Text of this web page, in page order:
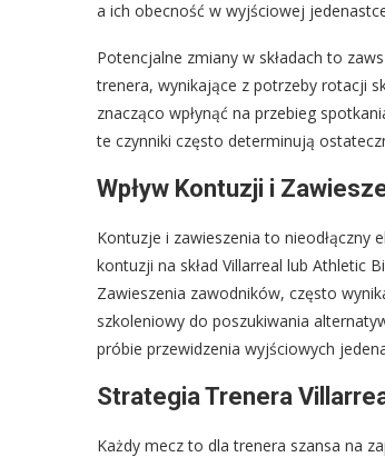
a ich obecność w wyjściowej
Potencjalne zmiany w składach to
trenera, wynikające z potrzeby rotacji
znacząco wpłynąć na przebieg
te czynniki często determinują
Wpływ Kontuzji i
Kontuzje i zawieszenia to nieodłączny
kontuzji na skład Villarreal lub Athletic
Zawieszenia zawodników, często
szkoleniowy do poszukiwania
próbie przewidzenia wyjściowych
Strategia Trenera
Każdy mecz to dla trenera szansa na